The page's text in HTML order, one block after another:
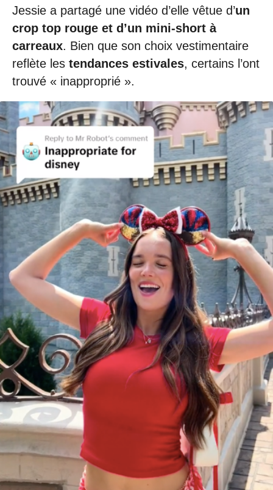
Jessie a partagé une vidéo d’elle vêtue d’un
crop top rouge et d’un mini-short à
carreaux. Bien que son choix vestimentaire
reflète les tendances estivales, certains l’ont
trouvé « inapproprié ».